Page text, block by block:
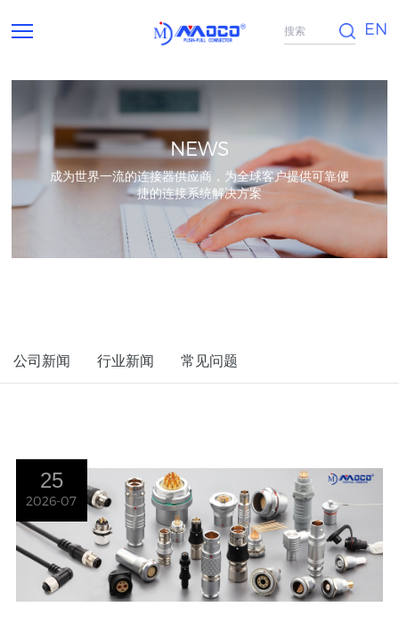
EN
NEWS
成为世界一流的连接器供应商，为全球客户提供可靠便
捷的连接系统解决方案
公司新闻 行业新闻 常见问题
25
2026-07